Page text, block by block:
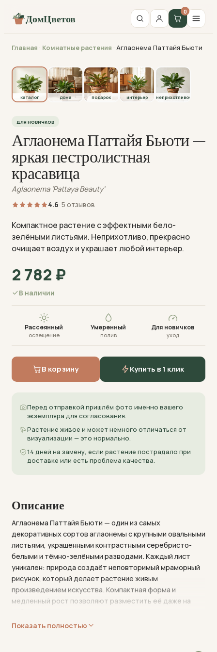
ДомЦветов
0
Главная · Комнатные растения · Аглаонема Паттайя Бьюти
Визуализация · фото пришлём перед отправкой
каталог дома подарок интерьер неприхотливое
для новичков
Аглаонема Паттайя Бьюти —
яркая пестролистная
красавица
Aglaonema 'Pattaya Beauty'
4.6· 5 отзывов
Компактное растение с эффектными бело-
зелёными листьями. Неприхотливо, прекрасно
очищает воздух и украшает любой интерьер.
2 782 ₽
В наличии
Рассеянный
освещение
Умеренный
полив
Для новичков
уход
В корзину Купить в 1 клик
Перед отправкой пришлём фото именно вашего
экземпляра для согласования.
Растение живое и может немного отличаться от
визуализации — это нормально.
14 дней на замену, если растение пострадало при
доставке или есть проблема качества.
Описание
Аглаонема Паттайя Бьюти — один из самых
декоративных сортов аглаонемы с крупными овальными
листьями, украшенными контрастными серебристо-
белыми и тёмно-зелёными разводами. Каждый лист
уникален: природа создаёт неповторимый мраморный
рисунок, который делает растение живым
произведением искусства. Компактная форма и
медленный рост позволяют разместить её даже на
Это растение идеально для тех, кто ценит красоту без
Показать полностью